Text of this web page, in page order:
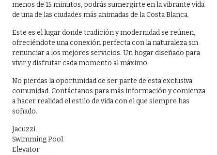
menos de 15 minutos, podrás sumergirte en la vibrante vida
de una de las ciudades más animadas de la Costa Blanca.
Este es el lugar donde tradición y modernidad se reúnen,
ofreciéndote una conexión perfecta con la naturaleza sin
renunciar a los mejores servicios. Un hogar diseñado para
vivir y disfrutar cada momento al máximo.
No pierdas la oportunidad de ser parte de esta exclusiva
comunidad. Contáctanos para más información y comienza
a hacer realidad el estilo de vida con el que siempre has
soñado.
Jacuzzi
Swimming Pool
Elevator